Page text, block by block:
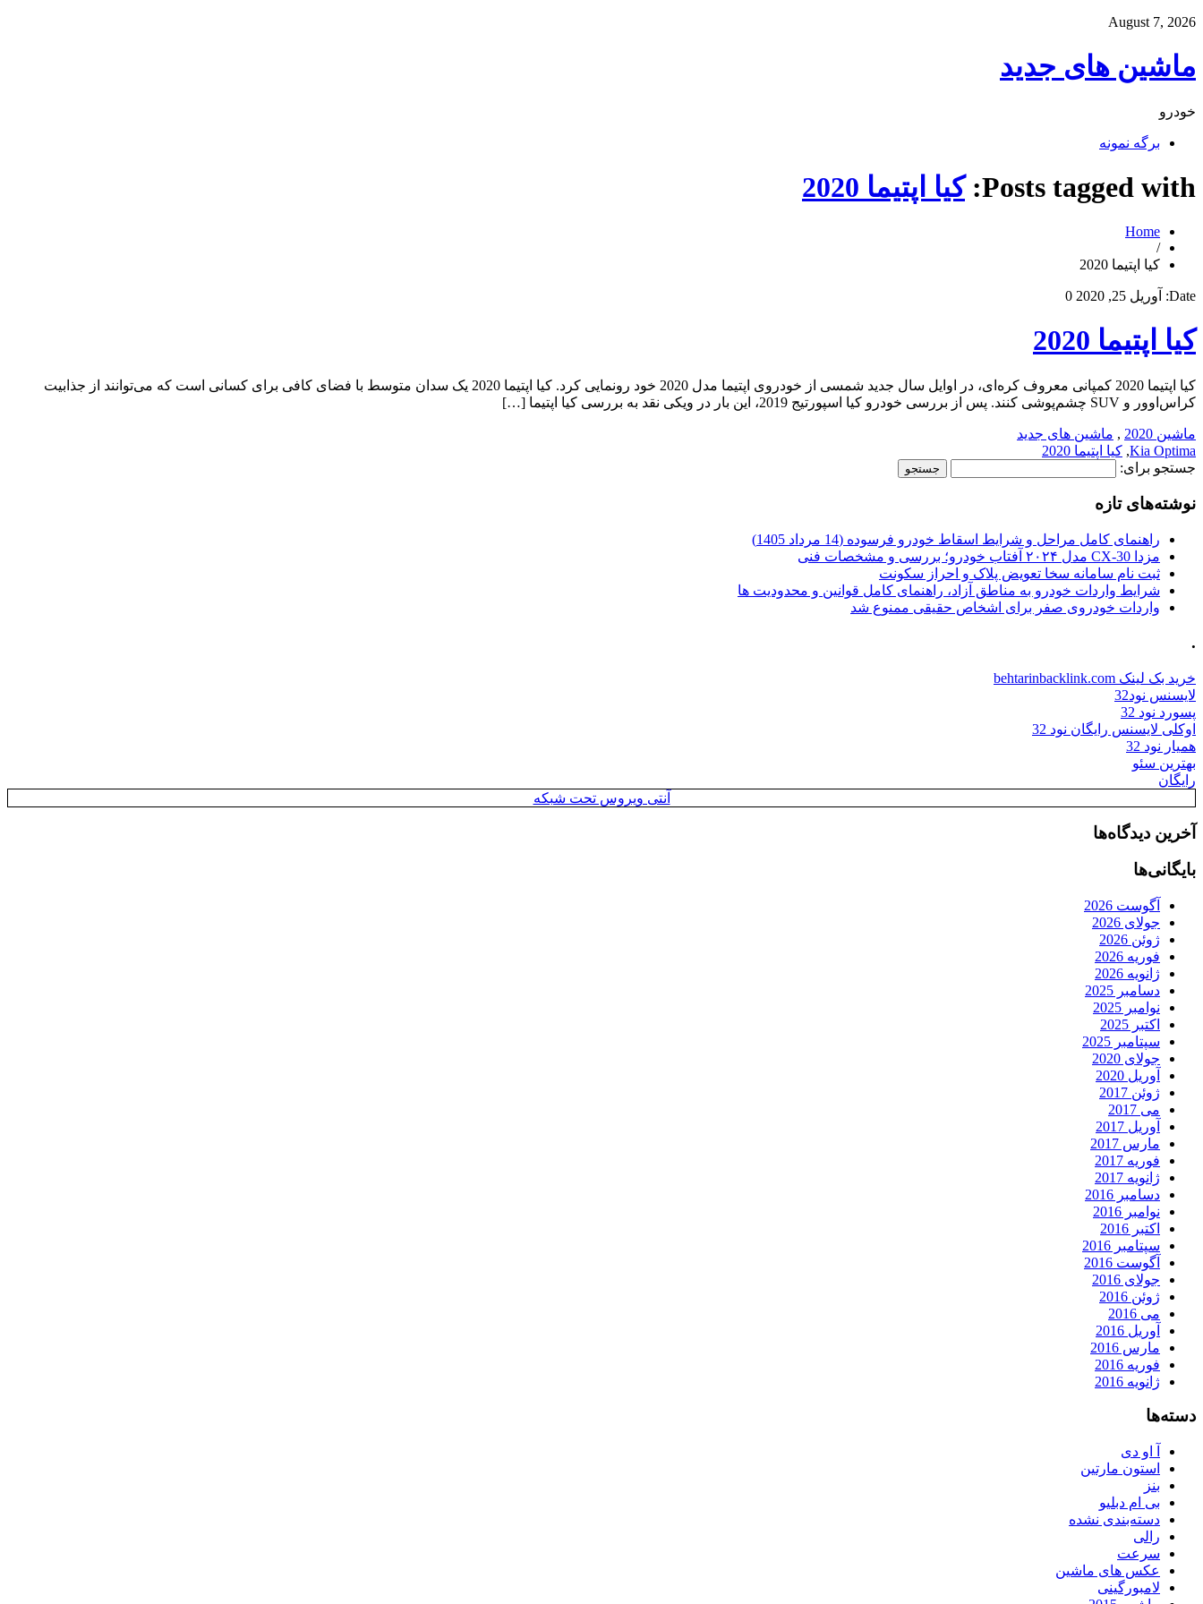
August 7, 2026
ماشین های جدید
خودرو
برگه نمونه
Posts tagged with: کیا اپتیما 2020
Home
/
کیا اپتیما 2020
Date: آوریل 25, 2020 0
کیا اپتیما 2020
کیا اپتیما 2020 کمپانی معروف کره‌ای، در اوایل سال جدید شمسی از خودروی اپتیما مدل 2020 خود رونمایی کرد. کیا اپتیما 2020 یک سدان متوسط با فضای کافی برای کسانی است که می‌توانند از جذابیت
کراس‌اوور و SUV چشم‌پوشی کنند. پس از بررسی خودرو کیا اسپورتیج 2019، این بار در ویکی نقد به بررسی کیا اپتیما […]
ماشین 2020 , ماشین های جدید
Kia Optima
, کیا اپتیما 2020
جستجو برای:
نوشته‌های تازه
راهنمای کامل مراحل و شرایط اسقاط خودرو فرسوده (14 مرداد 1405)
مزدا CX-30 مدل ۲۰۲۴ آفتاب خودرو؛ بررسی و مشخصات فنی
ثبت نام سامانه سخا تعویض پلاک و احراز سکونت
شرایط واردات خودرو به مناطق آزاد، راهنمای کامل قوانین و محدودیت ها
واردات خودروی صفر برای اشخاص حقیقی ممنوع شد
.
خرید بک لینک behtarinbacklink.com
لایسنس نود32
پسورد نود 32
اوکلی لایسنس رایگان نود 32
همیار نود 32
بهترین سئو
رایگان
آنتی ویروس تحت شبکه
آخرین دیدگاه‌ها
بایگانی‌ها
آگوست 2026
جولای 2026
ژوئن 2026
فوریه 2026
ژانویه 2026
دسامبر 2025
نوامبر 2025
اکتبر 2025
سپتامبر 2025
جولای 2020
آوریل 2020
ژوئن 2017
می 2017
آوریل 2017
مارس 2017
فوریه 2017
ژانویه 2017
دسامبر 2016
نوامبر 2016
اکتبر 2016
سپتامبر 2016
آگوست 2016
جولای 2016
ژوئن 2016
می 2016
آوریل 2016
مارس 2016
فوریه 2016
ژانویه 2016
دسته‌ها
آ او دی
استون مارتین
بنز
بی ام دبلیو
دسته‌بندی نشده
رالی
سرعت
عکس های ماشین
لامبورگینی